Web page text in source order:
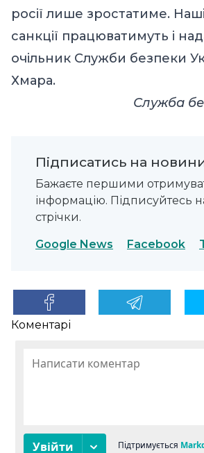
росії лише зростатиме.
санкції працюватимуть і
очільник Служби безпеки
Хмара.
Служба
Підписатись на
Бажаєте першими
інформацію. Підписуйтесь
стрічки.
Google News Facebook
Коментарі